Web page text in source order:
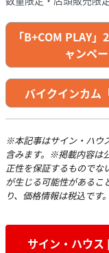
「B+COM PLAY
ャンペ
バイクインカム
※本記事はサイン・ハウ
含みます。※掲載内容は
正性を保証するものでな
が生じる可能性がある
り、価格情報は税込です。
サイン・ハウス